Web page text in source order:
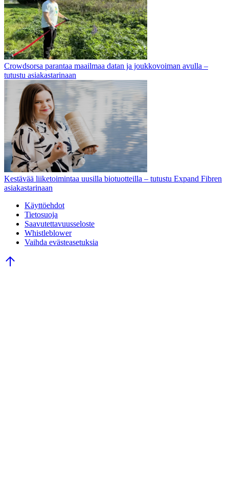
Crowdsorsa parantaa maailmaa datan ja joukkovoiman avulla –
tutustu asiakastarinaan
Kestävää liiketoimintaa uusilla biotuotteilla – tutustu Expand Fibren
asiakastarinaan
Käyttöehdot
Tietosuoja
Saavutettavuusseloste
Whistleblower
Vaihda evästeasetuksia